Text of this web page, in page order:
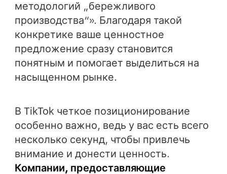
методологий „бережливого
производства“». Благодаря такой
конкретике ваше ценностное
предложение сразу становится
понятным и помогает выделиться на
насыщенном рынке.
В TikTok четкое позиционирование
особенно важно, ведь у вас есть всего
несколько секунд, чтобы привлечь
внимание и донести ценность.
Компании, предоставляющие